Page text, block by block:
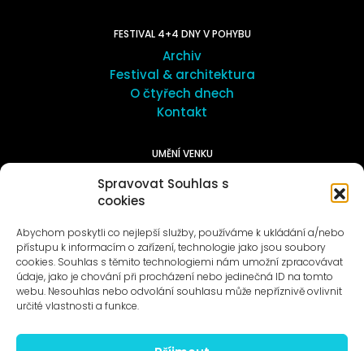
Spravovat Souhlas s
cookies
Abychom poskytli co nejlepší služby, používáme k ukládání a/nebo
přístupu k informacím o zařízení, technologie jako jsou soubory
cookies. Souhlas s těmito technologiemi nám umožní zpracovávat
údaje, jako je chování při procházení nebo jedinečná ID na tomto
webu. Nesouhlas nebo odvolání souhlasu může nepříznivě ovlivnit
určité vlastnosti a funkce.
FESTIVAL 4+4 DNY V POHYBU
Archiv
Festival & architektura
O čtyřech dnech
Kontakt
UMĚNÍ VENKU
Galerie ProLuka
O umění v Motole
Novinky na e-mail